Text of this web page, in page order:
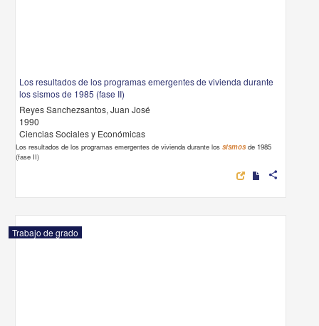
Los resultados de los programas emergentes de vivienda durante
los sismos de 1985 (fase II)
Reyes Sanchezsantos, Juan José
1990
Ciencias Sociales y Económicas
Los resultados de los programas emergentes de vivienda durante lossismosde 1985
(fase II)
share
Trabajo de grado